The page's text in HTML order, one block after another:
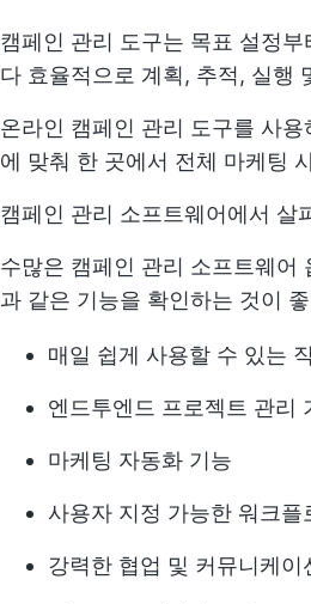
캠페인 관리 도구는 목표 설정
다 효율적으로 계획, 추적, 실행
온라인 캠페인 관리 도구를 사
에 맞춰 한 곳에서 전체 마케팅
캠페인 관리 소프트웨어에서 살
수많은 캠페인 관리 소프트웨어
과 같은 기능을 확인하는 것이
매일 쉽게 사용할 수 있는
엔드투엔드 프로젝트 관리
마케팅 자동화 기능
사용자 지정 가능한 워크플
강력한 협업 및 커뮤니케이